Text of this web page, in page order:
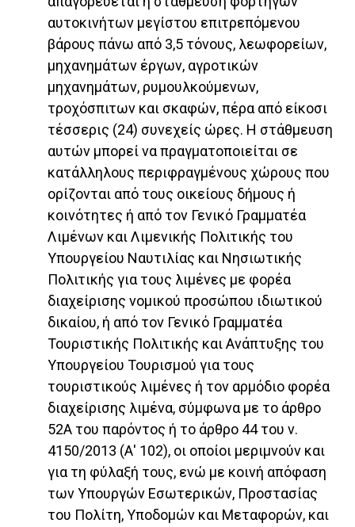
αυτοκινήτων μεγίστου επιτρεπόμενου
βάρους πάνω από 3,5 τόνους, λεωφορείων,
μηχανημάτων έργων, αγροτικών
μηχανημάτων, ρυμουλκούμενων,
τροχόσπιτων και σκαφών, πέρα από είκοσι
τέσσερις (24) συνεχείς ώρες. Η στάθμευση
αυτών μπορεί να πραγματοποιείται σε
κατάλληλους περιφραγμένους χώρους που
ορίζονται από τους οικείους δήμους ή
κοινότητες ή από τον Γενικό Γραμματέα
Λιμένων και Λιμενικής Πολιτικής του
Υπουργείου Ναυτιλίας και Νησιωτικής
Πολιτικής για τους λιμένες με φορέα
διαχείρισης νομικού προσώπου ιδιωτικού
δικαίου, ή από τον Γενικό Γραμματέα
Τουριστικής Πολιτικής και Ανάπτυξης του
Υπουργείου Τουρισμού για τους
τουριστικούς λιμένες ή τον αρμόδιο φορέα
διαχείρισης λιμένα, σύμφωνα με το άρθρο
52Α του παρόντος ή το άρθρο 44 του ν.
4150/2013 (Α' 102), οι οποίοι μεριμνούν και
για τη φύλαξή τους, ενώ με κοινή απόφαση
των Υπουργών Εσωτερικών, Προστασίας
του Πολίτη, Υποδομών και Μεταφορών, και